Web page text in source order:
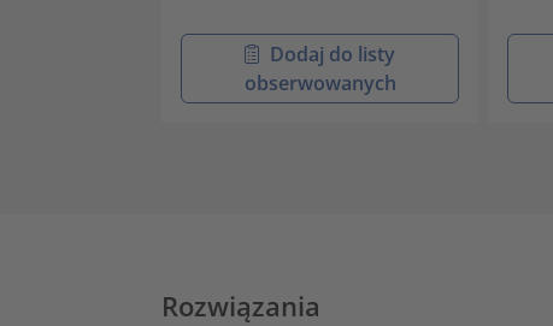
Dodaj do listy
obserwowanych
Rozwiązania